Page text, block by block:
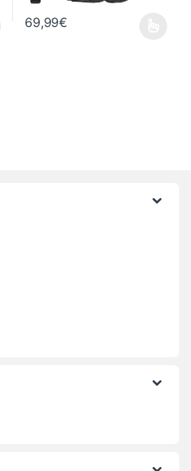
69,99€
Este producto tiene múltiples